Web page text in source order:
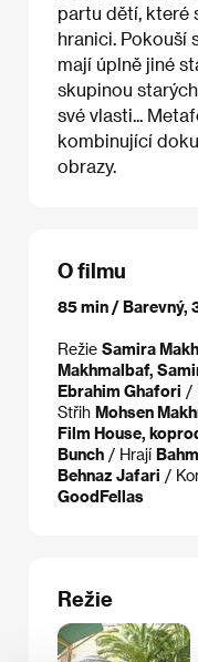
partu dětí, které
hranici. Pokouší
mají úplně jiné
skupinou
své vlasti...
kombinující
obrazy.
O filmu
85 min / Barevný,
Režie Samira
Makhmalbaf,
Ebrahim Ghafori /
Střih Mohsen
Film House,
Bunch / Hrají
Behnaz Jafari /
GoodFellas
Režie